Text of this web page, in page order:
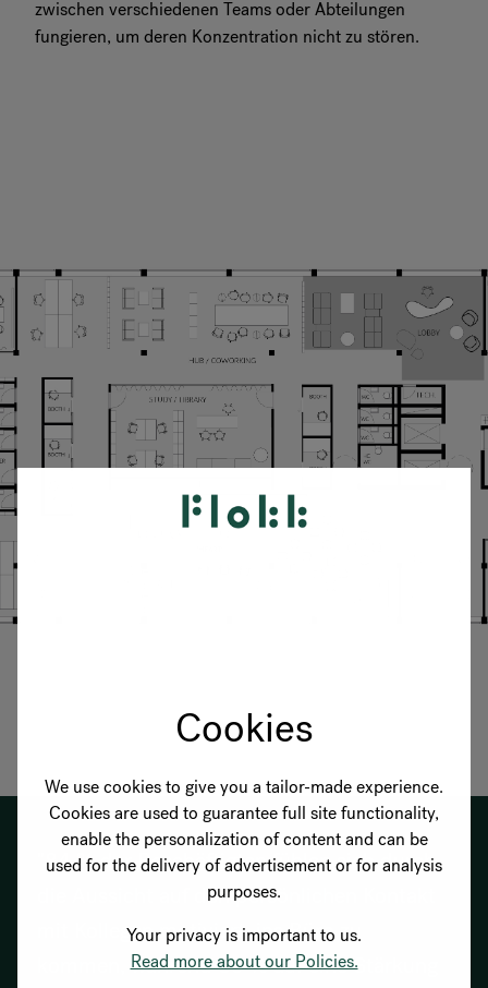
Cookies
We use cookies to give you a tailor-made experience.
Cookies are used to guarantee full site functionality,
enable the personalization of content and can be
used for the delivery of advertisement or for analysis
purposes.
Your privacy is important to us.
Read more about our Policies.
zwischen verschiedenen Teams oder Abteilungen
fungieren, um deren Konzentration nicht zu stören.
"84 % der Beschäftigten fühlen sich durch
die Aussicht auf den persönlichen Kontakt
mit Kollegen motiviert, ins Büro zu
kommen, während 85 % auf eine Stärkung